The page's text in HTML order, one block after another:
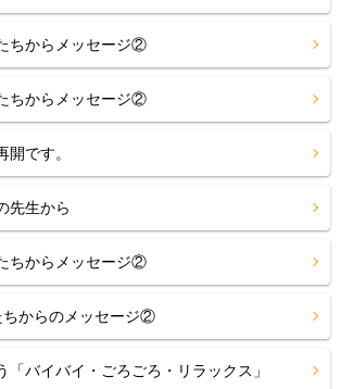
ちからメッセージ②
ちからメッセージ②
開です。
先生から
ちからメッセージ②
ちからのメッセージ②
「バイバイ・ごろごろ・リラックス」